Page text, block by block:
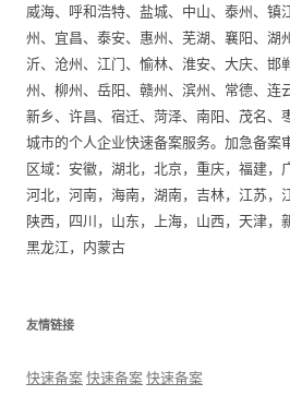
威海、呼和浩特、盐城、中山、泰州、镇
州、宜昌、泰安、惠州、芜湖、襄阳、湖
沂、沧州、江门、愉林、淮安、大庆、邯
州、柳州、岳阳、赣州、滨州、常德、连
新乡、许昌、宿迁、菏泽、南阳、茂名、
城市的个人企业快速备案服务。加急备案
区域：安徽，湖北，北京，重庆，福建，
河北，河南，海南，湖南，吉林，江苏，
陕西，四川，山东，上海，山西，天津，
黑龙江，内蒙古
友情链接
快速备案快速备案快速备案